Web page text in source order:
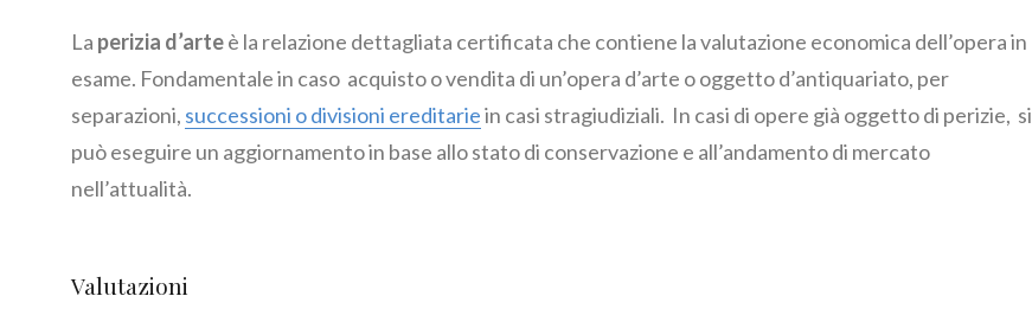
La perizia d’arteè la relazione dettagliata certificata che contiene la valutazione economica dell’opera in
esame. Fondamentale in caso acquisto o vendita di un’opera d’arte o oggetto d’antiquariato, per
separazioni, successioni o divisioni ereditariein casi stragiudiziali. In casi di opere già oggetto di perizie, si
può eseguire un aggiornamento in base allo stato di conservazione e all’andamento di mercato
nell’attualità.
Valutazioni